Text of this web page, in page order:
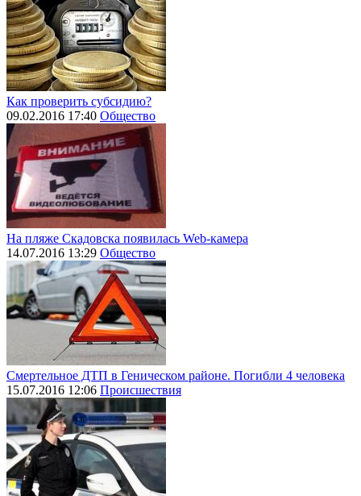
Как проверить субсидию?
09.02.2016 17:40 Общество
На пляже Скадовска появилась Web-камера
14.07.2016 13:29 Общество
Смертельное ДТП в Геническом районе. Погибли 4 человека
15.07.2016 12:06 Происшествия